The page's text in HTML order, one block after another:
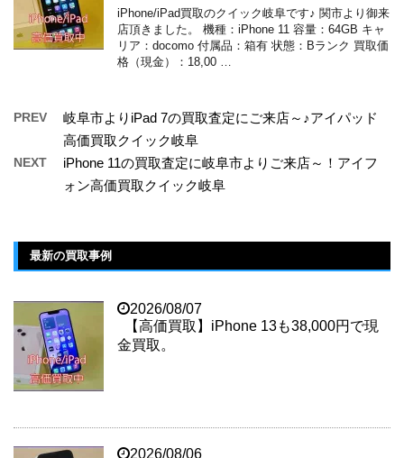
iPhone/iPad買取のクイック岐阜です♪ 関市より御来
店頂きました。 機種：iPhone 11 容量：64GB キャ
リア：docomo 付属品：箱有 状態：Bランク 買取価
格（現金）：18,00 …
PREV
岐阜市よりiPad 7の買取査定にご来店～♪アイパッド
高価買取クイック岐阜
NEXT
iPhone 11の買取査定に岐阜市よりご来店～！アイフ
ォン高価買取クイック岐阜
最新の買取事例
2026/08/07
【高価買取】iPhone 13も38,000円で現
金買取。
2026/08/06